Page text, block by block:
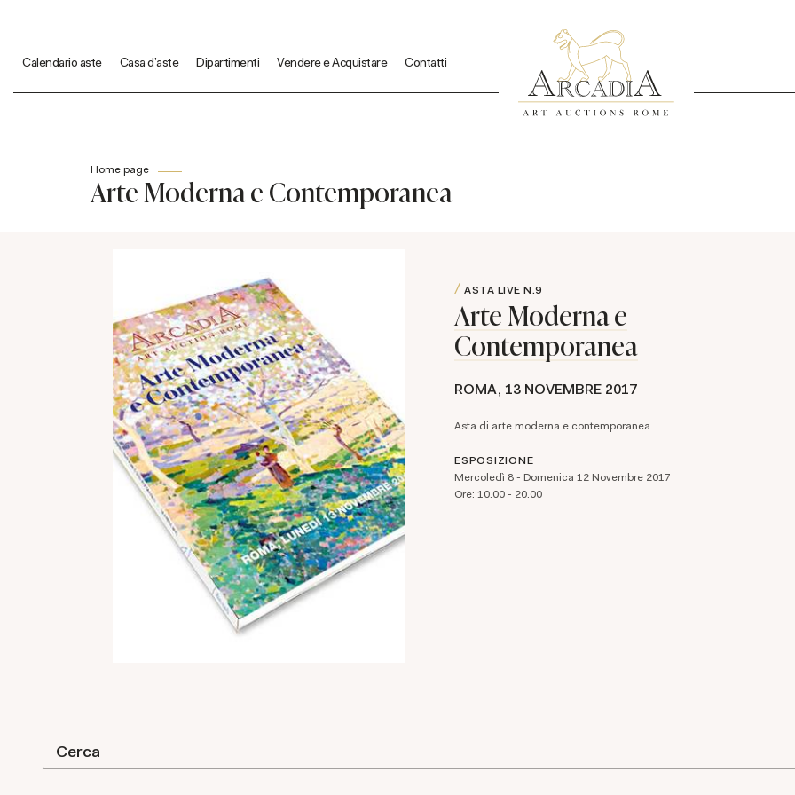
Calendario aste Casa d'aste Dipartimenti Vendere e Acquistare Contatti
Home page
Arte Moderna e Contemporanea
ASTA LIVE N.9
Arte Moderna e
Contemporanea
ROMA, 13 NOVEMBRE 2017
Asta di arte moderna e contemporanea.
ESPOSIZIONE
Mercoledì 8 - Domenica 12 Novembre 2017
Ore: 10.00 - 20.00